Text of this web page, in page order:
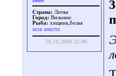
Страна: Литва
Город: Вильнюс
Рыба: хищник,белая
моя анкета
26.10.2009 22:46